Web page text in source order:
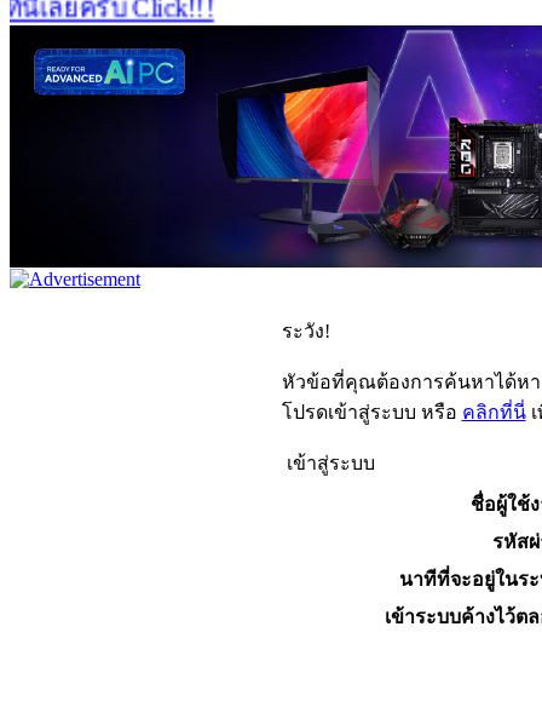
ลยครับ Click!!!
ระวัง!
หัวข้อที่คุณต้องการค้นหาได้ห
โปรดเข้าสู่ระบบ หรือ คลิกที่นี่เ
เข้าสู่ระบบ
ชื่อผู้ใช้
รหัส
นาทีที่จะอยู่ในร
เข้าระบบค้างไว้ต